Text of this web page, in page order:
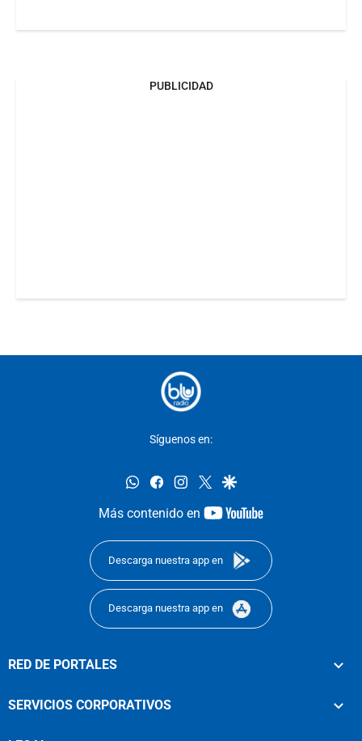
PUBLICIDAD
Síguenos en:
whatsappfacebookinstagram
twittergoogle
Más contenido en
youtube-
Descarga nuestra app en
Descarga nuestra app en
RED DE PORTALES
SERVICIOS CORPORATIVOS